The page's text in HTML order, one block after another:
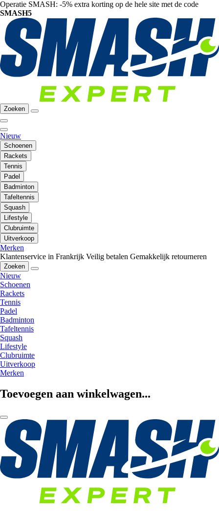
Operatie SMASH: -5% extra korting op de hele site met de code
SMASH5
Zoeken
Nieuw
Schoenen
Rackets
Tennis
Padel
Badminton
Tafeltennis
Squash
Lifestyle
Clubruimte
Uitverkoop
Merken
Klantenservice in Frankrijk Veilig betalen Gemakkelijk retourneren
Zoeken
Nieuw
Schoenen
Rackets
Tennis
Padel
Badminton
Tafeltennis
Squash
Lifestyle
Clubruimte
Uitverkoop
Merken
Toevoegen aan winkelwagen...